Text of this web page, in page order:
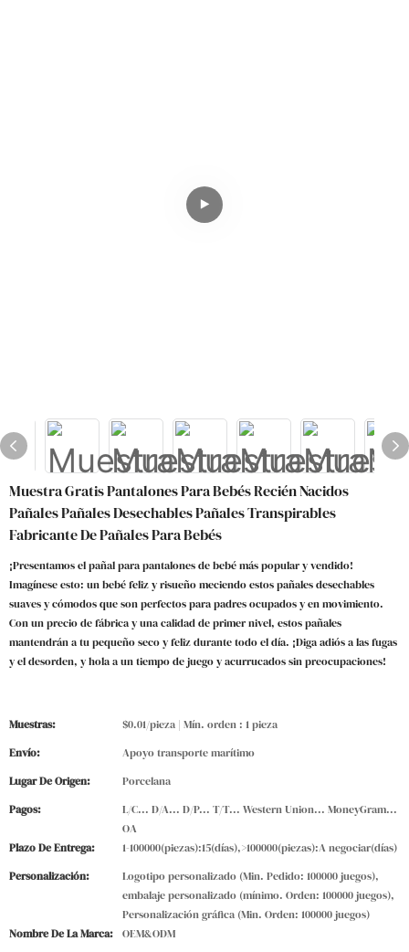
Muestra Gratis Pantalones Para Bebés Recién Nacidos
Pañales Pañales Desechables Pañales Transpirables
Fabricante De Pañales Para Bebés
¡Presentamos el pañal para pantalones de bebé más popular y vendido!
Imagínese esto: un bebé feliz y risueño meciendo estos pañales desechables
suaves y cómodos que son perfectos para padres ocupados y en movimiento.
Con un precio de fábrica y una calidad de primer nivel, estos pañales
mantendrán a tu pequeño seco y feliz durante todo el día. ¡Diga adiós a las fugas
y el desorden, y hola a un tiempo de juego y acurrucados sin preocupaciones!
Muestras:
$0.01/pieza | Mín. orden : 1 pieza
Envío:
Apoyo transporte marítimo
Lugar De Origen:
Porcelana
Pagos:
L/C... D/A... D/P... T/T... Western Union... MoneyGram...
OA
Plazo De Entrega:
1-100000(piezas):15(días),>100000(piezas):A negociar(días)
Personalización:
Logotipo personalizado (Min. Pedido: 100000 juegos),
embalaje personalizado (mínimo. Orden: 100000 juegos),
Personalización gráfica (Min. Orden: 100000 juegos)
Nombre De La Marca:
OEM&ODM